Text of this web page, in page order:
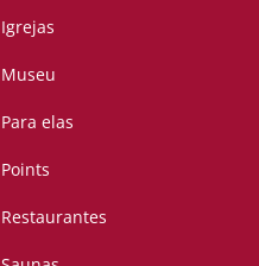
Igrejas
Museu
Para elas
Points
Restaurantes